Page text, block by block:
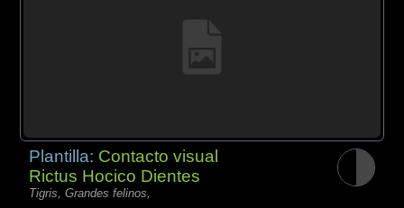
Plantilla: Contacto visual
Rictus Hocico Dientes
Tigris, Grandes felinos,